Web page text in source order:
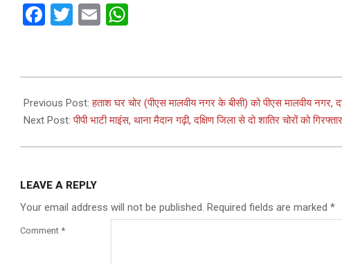
Facebook
Twitter
Email
09-
16
Previous Post:हताश घर चोर (पीएस मालवीय नगर के बीसी) को पीएस मालवीय नगर,
Next Post:पीपी भाटी माइंस, थाना मैदान गढ़ी, दक्षिण जिला से दो शातिर चोरों को
LEAVE A REPLY
Your email address will not be published. Required fields are marked *
Comment *